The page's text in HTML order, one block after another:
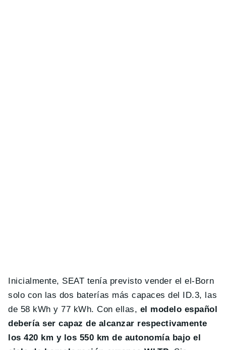
Inicialmente, SEAT tenía previsto vender el el-Born
solo con las dos baterías más capaces del ID.3, las
de 58 kWh y 77 kWh. Con ellas, el modelo español
debería ser capaz de alcanzar respectivamente
los 420 km y los 550 km de autonomía bajo el